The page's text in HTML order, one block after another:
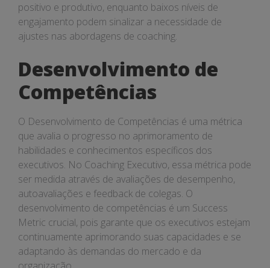
positivo e produtivo, enquanto baixos níveis de
engajamento podem sinalizar a necessidade de
ajustes nas abordagens de coaching.
Desenvolvimento de
Competências
O Desenvolvimento de Competências é uma métrica
que avalia o progresso no aprimoramento de
habilidades e conhecimentos específicos dos
executivos. No Coaching Executivo, essa métrica pode
ser medida através de avaliações de desempenho,
autoavaliações e feedback de colegas. O
desenvolvimento de competências é um Success
Metric crucial, pois garante que os executivos estejam
continuamente aprimorando suas capacidades e se
adaptando às demandas do mercado e da